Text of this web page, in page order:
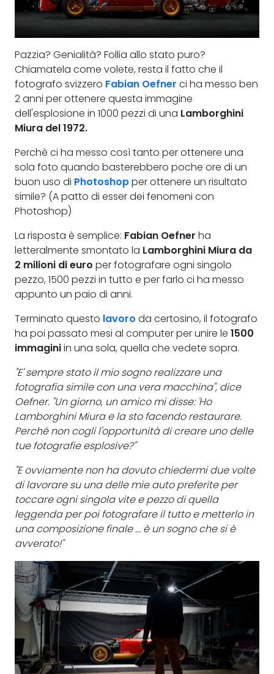
Pazzia? Genialità? Follia allo stato puro?
Chiamatela come volete, resta il fatto che il
fotografo svizzero Fabian Oefner ci ha messo ben
2 anni per ottenere questa immagine
dell'esplosione in 1000 pezzi di una Lamborghini
Miura del 1972.
Perchè ci ha messo così tanto per ottenere una
sola foto quando basterebbero poche ore di un
buon uso di Photoshopper ottenere un risultato
simile? (A patto di esser dei fenomeni con
Photoshop)
La risposta è semplice: Fabian Oefner ha
letteralmente smontato la Lamborghini Miura da
2 milioni di euro per fotografare ogni singolo
pezzo, 1500 pezzi in tutto e per farlo ci ha messo
appunto un paio di anni.
Terminato questo lavoro da certosino, il fotografo
ha poi passato mesi al computer per unire le 1500
immaginiin una sola, quella che vedete sopra.
"E' sempre stato il mio sogno realizzare una
fotografia simile con una vera macchina", dice
Oefner. "Un giorno, un amico mi disse: 'Ho
Lamborghini Miura e la sto facendo restaurare.
Perché non cogli l'opportunità di creare uno delle
tue fotografie esplosive?"
"E ovviamente non ha dovuto chiedermi due volte
di lavorare su una delle mie auto preferite per
toccare ogni singola vite e pezzo di quella
leggenda per poi fotografare il tutto e metterlo in
una composizione finale ... è un sogno che si è
avverato!"